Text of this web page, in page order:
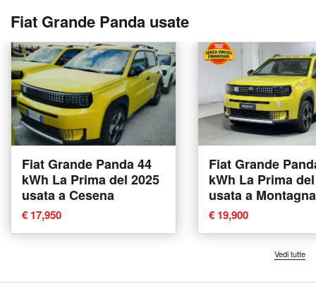
Fiat Grande Panda usate
Fiat Grande Panda 44
kWh La Prima del 2025
usata a Cesena
€ 17,950
Fiat Grande
kWh La Prima
usata a
Valtellina
€ 19,900
Vedi tutte